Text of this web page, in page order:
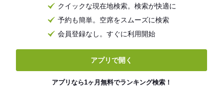
クイックな現在地検索。検索が快適に
予約も簡単。空席をスムーズに検索
会員登録なし。すぐに利用開始
アプリで開く
アプリなら1ヶ月無料でランキング検索！